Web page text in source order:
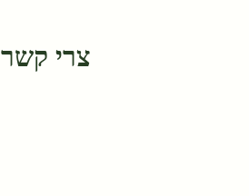
צרי קשר